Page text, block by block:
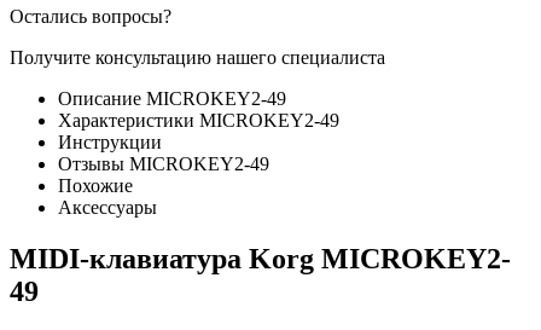
Остались вопросы?
Получите консультацию нашего специалиста
Описание MICROKEY2-49
Характеристики MICROKEY2-49
Инструкции
Отзывы MICROKEY2-49
Похожие
Аксессуары
MIDI-клавиатура Korg MICROKEY2-
49